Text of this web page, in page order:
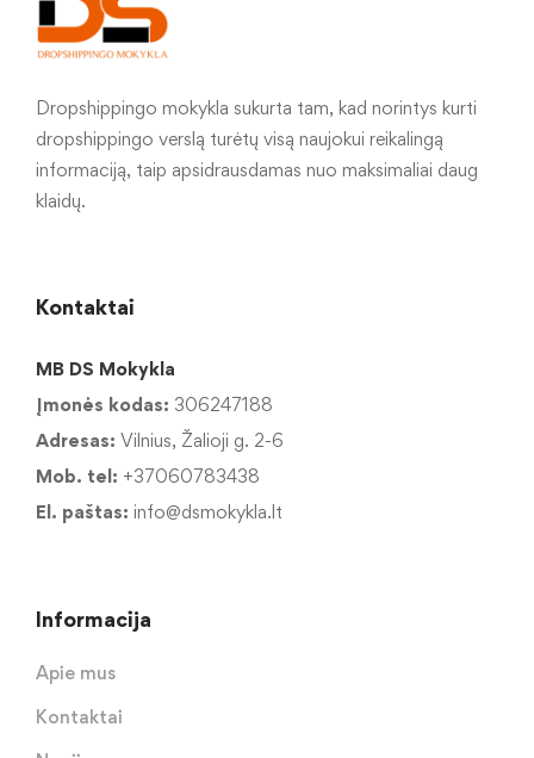
Dropshippingo mokykla sukurta tam, kad norintys kurti
dropshippingo verslą turėtų visą naujokui reikalingą
informaciją, taip apsidrausdamas nuo maksimaliai daug
klaidų.
Kontaktai
MB DS Mokykla
Įmonės kodas: 306247188
Adresas: Vilnius, Žalioji g. 2-6
Mob. tel: +37060783438
El. paštas: info@dsmokykla.lt
Informacija
Apie mus
Kontaktai